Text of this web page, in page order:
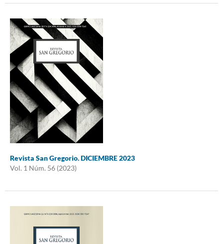
Revista San Gregorio. DICIEMBRE 2023
Vol. 1 Núm. 56 (2023)